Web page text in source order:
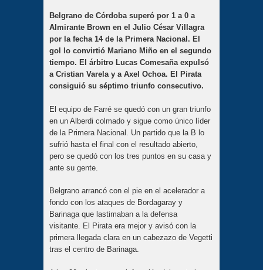
Belgrano de Córdoba superó por 1 a 0 a
Almirante Brown en el Julio César Villagra
por la fecha 14 de la Primera Nacional. El
gol lo convirtió Mariano Miño en el segundo
tiempo. El árbitro Lucas Comesaña expulsó
a Cristian Varela y a Axel Ochoa. El Pirata
consiguió su séptimo triunfo consecutivo.
El equipo de Farré se quedó con un gran triunfo
en un Alberdi colmado y sigue como único líder
de la Primera Nacional. Un partido que la B lo
sufrió hasta el final con el resultado abierto,
pero se quedó con los tres puntos en su casa y
ante su gente.
Belgrano arrancó con el pie en el acelerador a
fondo con los ataques de Bordagaray y
Barinaga que lastimaban a la defensa
visitante. El Pirata era mejor y avisó con la
primera llegada clara en un cabezazo de Vegetti
tras el centro de Barinaga.